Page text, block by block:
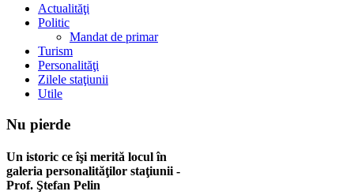
Actualităţi
Politic
Mandat de primar
Turism
Personalităţi
Zilele staţiunii
Utile
Nu pierde
Un istoric ce îşi merită locul în
galeria personalităţilor staţiunii -
Prof. Ştefan Pelin